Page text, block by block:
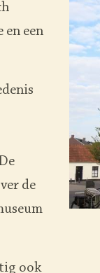
en een
de
ook